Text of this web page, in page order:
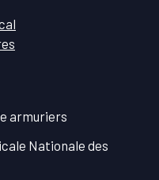
Nationale des